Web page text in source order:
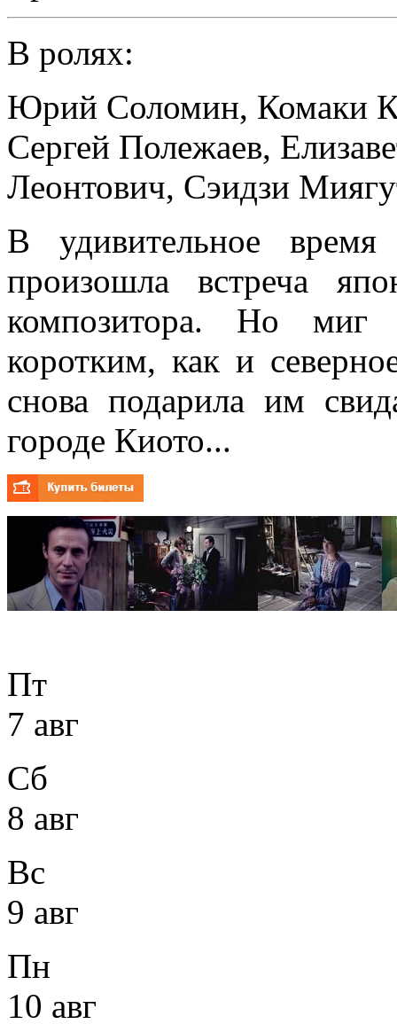
В ролях:
Юрий Соломин, Комаки
Сергей Полежаев,
Леонтович, Сэидзи
В удивительное время
произошла встреча
композитора. Но миг
коротким, как и
снова подарила им
городе Киото...
Пт
7 авг
Сб
8 авг
Вс
9 авг
Пн
10 авг